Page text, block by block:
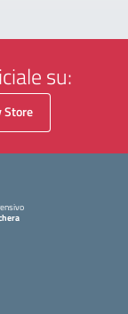
su:
Store